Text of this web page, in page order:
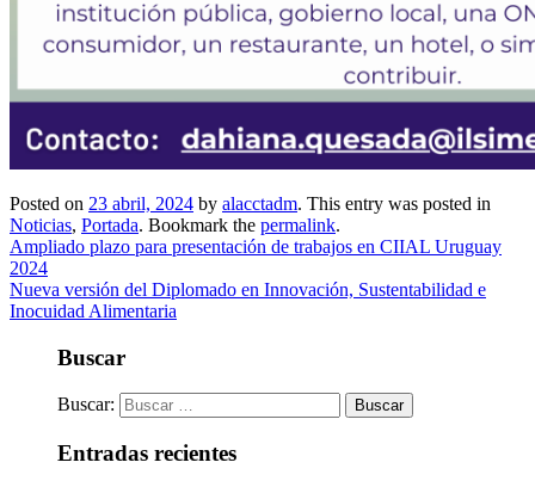
Posted on 23 abril, 2024 by alacctadm. This entry was posted in
Noticias, Portada. Bookmark the permalink.
Ampliado plazo para presentación de trabajos en CIIAL Uruguay
2024
Nueva versión del Diplomado en Innovación, Sustentabilidad e
Inocuidad Alimentaria
Buscar
Buscar:
Entradas recientes